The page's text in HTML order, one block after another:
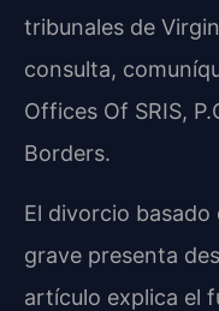
tribunales de
consulta,
Offices Of SRIS,
Borders.
El divorcio
grave presenta
artículo explica el